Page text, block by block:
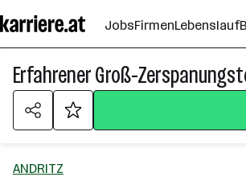
Seiteninhalt
springen
JobsFirmenLebenslauf
Erfahrener Groß-
ANDRITZ